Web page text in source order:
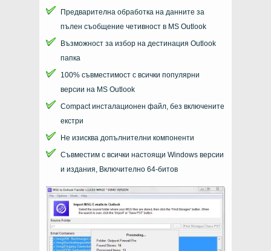
Предварителна обработка на данните за
пълен съобщение четивност в MS Outlook
Възможност за избор на дестинация Outlook
папка
100% съвместимост с всички популярни
версии на MS Outlook
Compact инсталационен файл, без включените
екстри
Не изисква допълнителни компоненти
Съвместим с всички настоящи Windows версии
и издания, Включително 64-битов